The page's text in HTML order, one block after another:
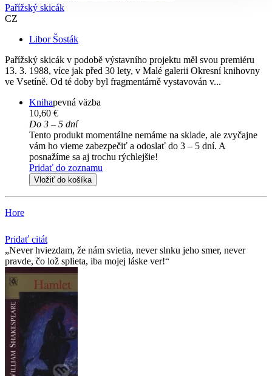
Pařížský skicák
CZ
Libor Šosták
Pařížský skicák v podobě výstavního projektu měl svou premiéru
13. 3. 1988, více jak před 30 lety, v Malé galerii Okresní knihovny
ve Vsetíně. Od té doby byl fragmentárně vystavován v...
Knihapevná väzba
10,60 €
Do 3 – 5 dní
Tento produkt momentálne nemáme na sklade, ale zvyčajne
vám ho vieme zabezpečiť a odoslať do 3 – 5 dní. A
posnažíme sa aj trochu rýchlejšie!
Pridať do zoznamu
Vložiť do košíka
Hore
Pridať citát
Never hviezdam, že nám svietia, never slnku jeho smer, never
pravde, čo lož splieta, iba mojej láske ver!